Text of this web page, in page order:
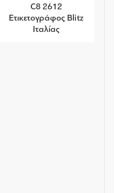
C8 2612
Ετικετογράφος Blitz
Ιταλίας